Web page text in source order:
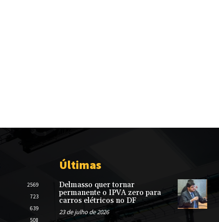
2569
723
639
508
Últimas
Delmasso quer tornar
permanente o IPVA zero para
carros elétricos no DF
23 de julho de 2026